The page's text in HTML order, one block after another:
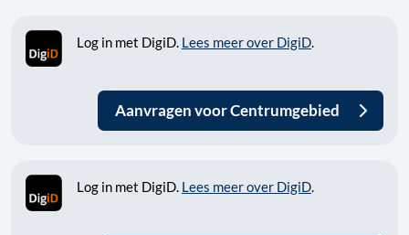
Log in met DigiD. Lees meer over DigiD.
Aanvragen voor Centrumgebied
Log in met DigiD. Lees meer over DigiD.